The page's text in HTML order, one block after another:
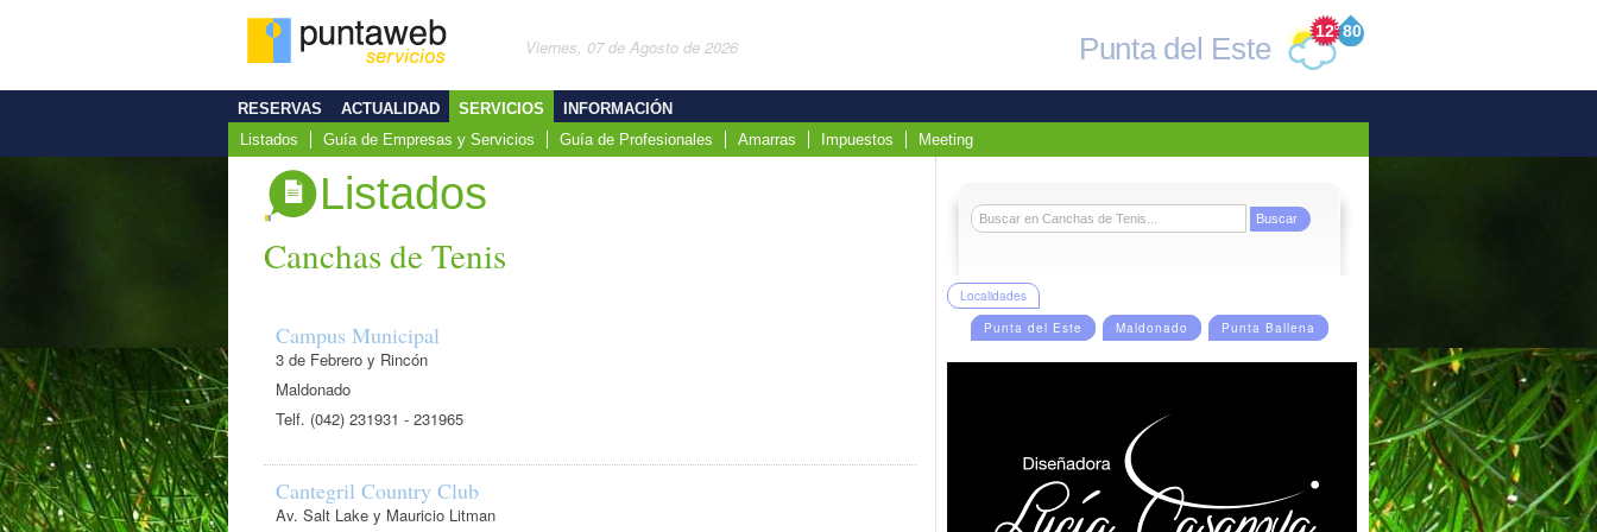
Viernes, 07 de Agosto de 2026
80
12°
Punta del Este
RESERVAS ACTUALIDAD
SERVICIOS
Listados
Guía de Empresas y Servicios Guía de Profesionales Amarras Impuestos Meeting
INFORMACIÓN
Listados
Canchas de Tenis
Campus Municipal
3 de Febrero y Rincón
Maldonado
Telf. (042) 231931 - 231965
Cantegril Country Club
Av. Salt Lake y Mauricio Litman
Localidades
Punta del Este
Maldonado Punta Ballena